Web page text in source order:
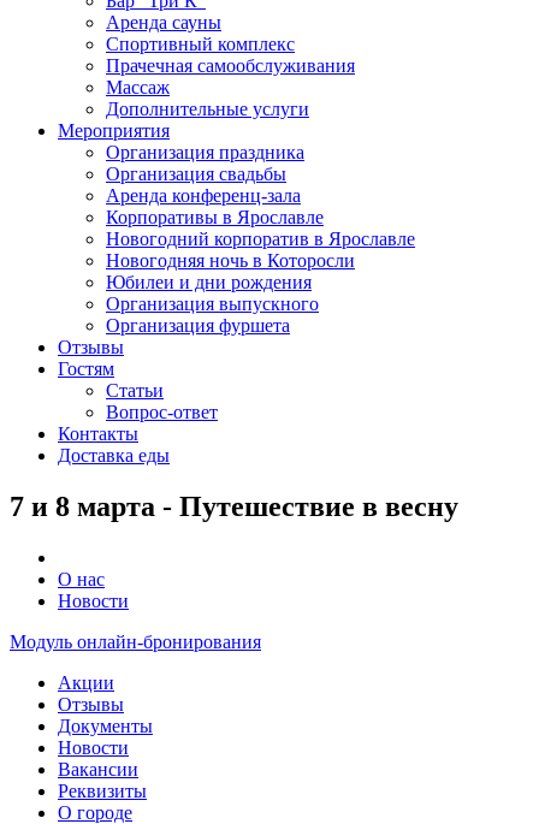
Аренда сауны
Спортивный комплекс
Прачечная самообслуживания
Массаж
Дополнительные услуги
Мероприятия
Организация праздника
Организация свадьбы
Аренда конференц-зала
Корпоративы в Ярославле
Новогодний корпоратив в Ярославле
Новогодняя ночь в Которосли
Юбилеи и дни рождения
Организация выпускного
Организация фуршета
Отзывы
Гостям
Статьи
Вопрос-ответ
Контакты
Доставка еды
7 и 8 марта - Путешествие в весну
О нас
Новости
Модуль онлайн-бронирования
Акции
Отзывы
Документы
Новости
Вакансии
Реквизиты
О городе